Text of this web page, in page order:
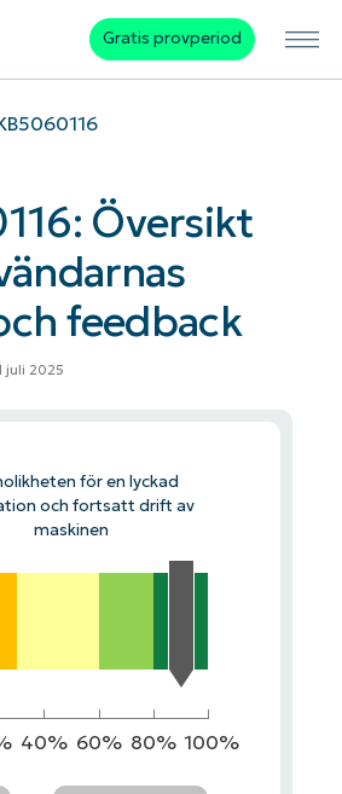
Gratis provperiod
Översikt
feedback
juli 2025
för en lyckad
och fortsatt drift av
maskinen
40% 60% 80% 100%